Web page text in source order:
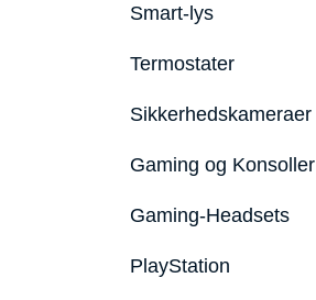
Smart-lys
Termostater
Sikkerhedskameraer
Gaming og Konsoller
Gaming-Headsets
PlayStation